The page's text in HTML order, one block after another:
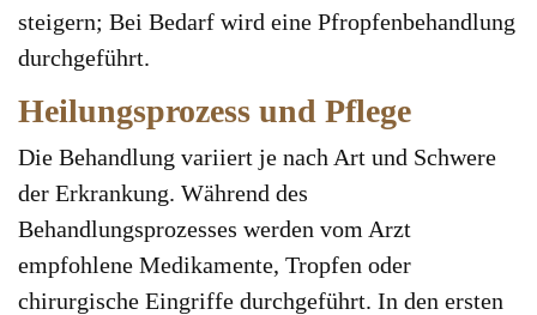
steigern; Bei Bedarf wird eine Pfropfenbehandlung
durchgeführt.
Heilungsprozess und Pflege
Die Behandlung variiert je nach Art und Schwere
der Erkrankung. Während des
Behandlungsprozesses werden vom Arzt
empfohlene Medikamente, Tropfen oder
chirurgische Eingriffe durchgeführt. In den ersten